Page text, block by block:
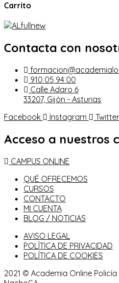
Carrito
Contacta con
910 05 94 00
Calle Adaro 6
33207, Gijón - Asturias
Facebook
Instagram Twitter
Acceso a nuestros
CAMPUS ONLINE
QUÉ OFRECEMOS
CURSOS
CONTACTO
MI CUENTA
BLOG / NOTICIAS
AVISO LEGAL
POLÍTICA DE PRIVACIDAD
POLÍTICA DE COOKIES
2021 © Academia Online